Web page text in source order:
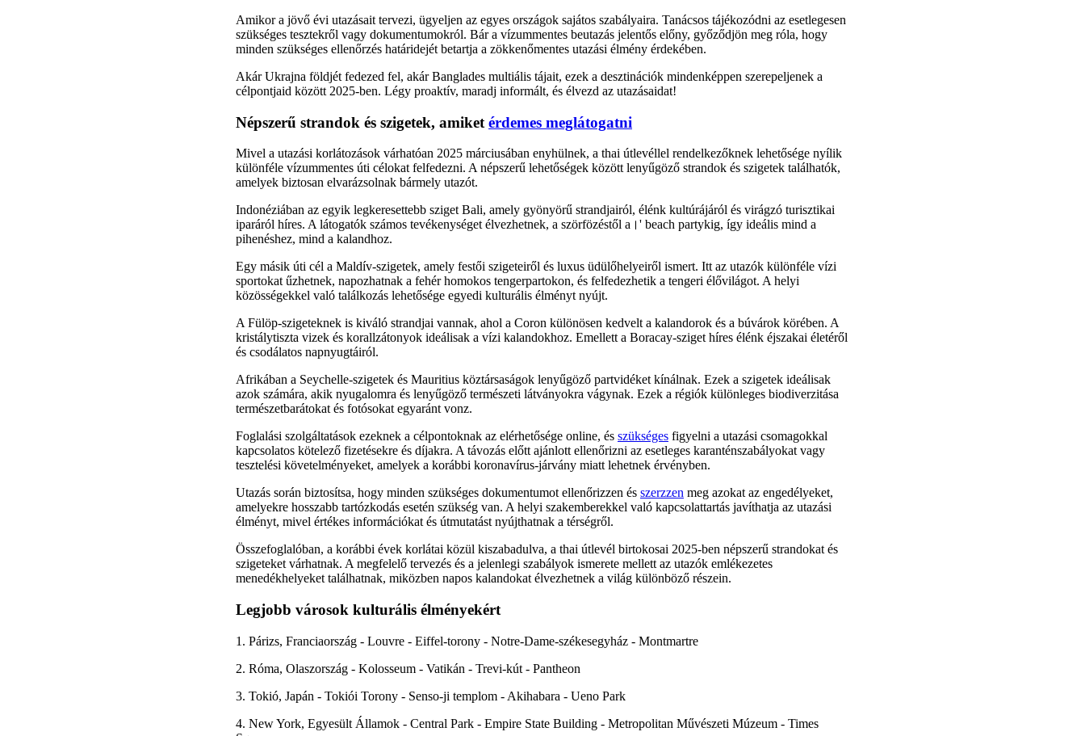
Amikor a jövő évi utazásait tervezi, ügyeljen az egyes országok sajátos szabályaira. Tanácsos tájékozódni az esetlegesen
szükséges tesztekről vagy dokumentumokról. Bár a vízummentes beutazás jelentős előny, győződjön meg róla, hogy
minden szükséges ellenőrzés határidejét betartja a zökkenőmentes utazási élmény érdekében.
Akár Ukrajna földjét fedezed fel, akár Banglades multiális tájait, ezek a desztinációk mindenképpen szerepeljenek a
célpontjaid között 2025-ben. Légy proaktív, maradj informált, és élvezd az utazásaidat!
Népszerű strandok és szigetek, amiket érdemes meglátogatni
Mivel a utazási korlátozások várhatóan 2025 márciusában enyhülnek, a thai útlevéllel rendelkezőknek lehetősége nyílik
különféle vízummentes úti célokat felfedezni. A népszerű lehetőségek között lenyűgöző strandok és szigetek találhatók,
amelyek biztosan elvarázsolnak bármely utazót.
Indonéziában az egyik legkeresettebb sziget Bali, amely gyönyörű strandjairól, élénk kultúrájáról és virágzó turisztikai
iparáról híres. A látogatók számos tevékenységet élvezhetnek, a szörfözéstől a।' beach partykig, így ideális mind a
pihenéshez, mind a kalandhoz.
Egy másik úti cél a Maldív-szigetek, amely festői szigeteiről és luxus üdülőhelyeiről ismert. Itt az utazók különféle vízi
sportokat űzhetnek, napozhatnak a fehér homokos tengerpartokon, és felfedezhetik a tengeri élővilágot. A helyi
közösségekkel való találkozás lehetősége egyedi kulturális élményt nyújt.
A Fülöp-szigeteknek is kiváló strandjai vannak, ahol a Coron különösen kedvelt a kalandorok és a búvárok körében. A
kristálytiszta vizek és korallzátonyok ideálisak a vízi kalandokhoz. Emellett a Boracay-sziget híres élénk éjszakai életéről
és csodálatos napnyugtáiról.
Afrikában a Seychelle-szigetek és Mauritius köztársaságok lenyűgöző partvidéket kínálnak. Ezek a szigetek ideálisak
azok számára, akik nyugalomra és lenyűgöző természeti látványokra vágynak. Ezek a régiók különleges biodiverzitása
természetbarátokat és fotósokat egyaránt vonz.
Foglalási szolgáltatások ezeknek a célpontoknak az elérhetősége online, és szükséges figyelni a utazási csomagokkal
kapcsolatos kötelező fizetésekre és díjakra. A távozás előtt ajánlott ellenőrizni az esetleges karanténszabályokat vagy
tesztelési követelményeket, amelyek a korábbi koronavírus-járvány miatt lehetnek érvényben.
Utazás során biztosítsa, hogy minden szükséges dokumentumot ellenőrizzen és szerzzen meg azokat az engedélyeket,
amelyekre hosszabb tartózkodás esetén szükség van. A helyi szakemberekkel való kapcsolattartás javíthatja az utazási
élményt, mivel értékes információkat és útmutatást nyújthatnak a térségről.
Összefoglalóban, a korábbi évek korlátai közül kiszabadulva, a thai útlevél birtokosai 2025-ben népszerű strandokat és
szigeteket várhatnak. A megfelelő tervezés és a jelenlegi szabályok ismerete mellett az utazók emlékezetes
menedékhelyeket találhatnak, miközben napos kalandokat élvezhetnek a világ különböző részein.
Legjobb városok kulturális élményekért
1. Párizs, Franciaország - Louvre - Eiffel-torony - Notre-Dame-székesegyház - Montmartre
2. Róma, Olaszország - Kolosseum - Vatikán - Trevi-kút - Pantheon
3. Tokió, Japán - Tokiói Torony - Senso-ji templom - Akihabara - Ueno Park
4. New York, Egyesült Államok - Central Park - Empire State Building - Metropolitan Művészeti Múzeum - Times